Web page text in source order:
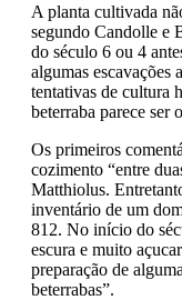
A planta cultivada
segundo Candolle e
do século 6 ou 4
algumas escavações
tentativas de cultura
beterraba parece ser
Os primeiros
cozimento “entre
Matthiolus.
inventário de um
812. No início do
escura e muito
preparação de
beterrabas”.